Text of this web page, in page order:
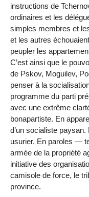
instructions de
ordinaires et les
simples membres et
et les autres
peupler les
C’est ainsi que le
de Pskov, Moguilev,
penser à la
programme du parti
avec une extrême
bonapartiste. En
d’un socialiste
usurier. En paroles —
armée de la propriété
initiative des
camisole de force, le
province.